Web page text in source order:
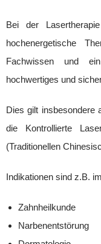
Bei der
hochenergetische
Fachwissen und
hochwertiges und
Dies gilt insbesondere
die Kontrollierte
(Traditionellen
Indikationen sind z.B.
Zahnheilkunde
Narbenentstörung